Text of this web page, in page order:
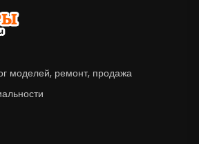
моделей, ремонт, продажа